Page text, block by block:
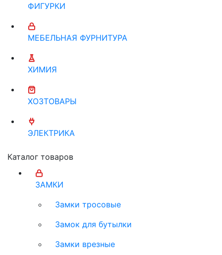
ФИГУРКИ
МЕБЕЛЬНАЯ ФУРНИТУРА
ХИМИЯ
ХОЗТОВАРЫ
ЭЛЕКТРИКА
Каталог товаров
ЗАМКИ
Замки тросовые
Замок для бутылки
Замки врезные